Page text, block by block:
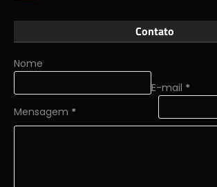
Contato
Nome
E-mail *
Mensagem *